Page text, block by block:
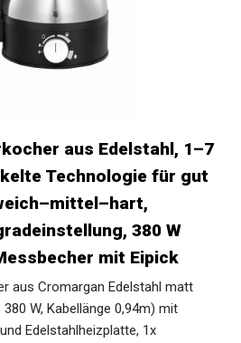
aus Edelstahl, 1–7
Technologie für gut
380 W
mit Eipick
aus Cromargan Edelstahl matt
W, Kabellänge 0,94m) mit
Edelstahlheizplatte, 1x